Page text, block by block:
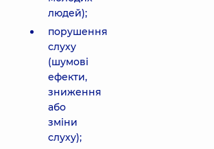
людей);
порушення
слуху
(шумові
ефекти,
зниження
або
зміни
слуху);